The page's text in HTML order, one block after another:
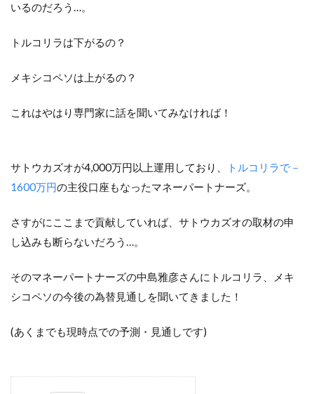
いるのだろう…。
トルコリラは下がるの？
メキシコペソは上がるの？
これはやはり専門家に話を聞いてみなければ！
サトウカズオが4,000万円以上運用しており、
トルコリラで－
1600万円の主役口座もなったマネーパートナーズ。
さすがにここまで貢献していれば、サトウカズオの取材の申
し込みも断らないだろう…。
そのマネーパートナーズの中島雅彦さんにトルコリラ、メキ
シコペソの今後の為替見通しを聞いてきました！
(あくまでも現時点での予測・見通しです)